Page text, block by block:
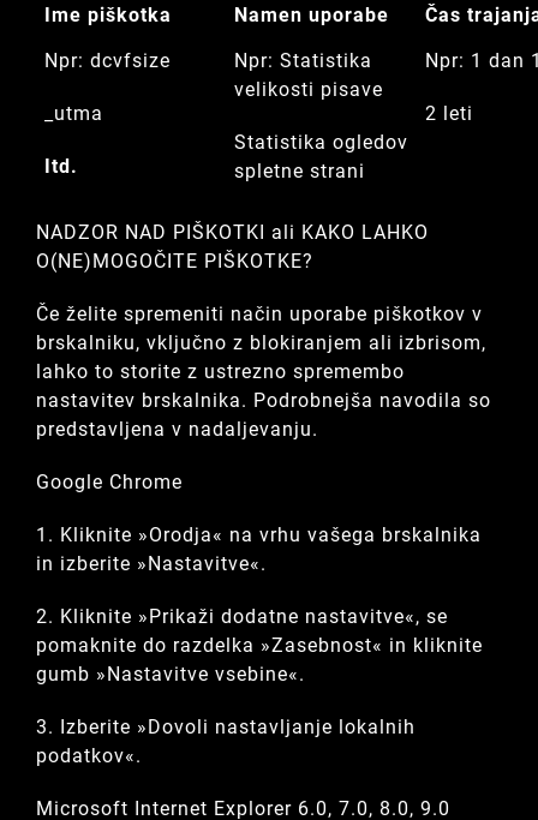
Ime piškotka Namen uporabe
Čas
Npr: dcvfsize
_utma
Itd.
Npr: Statistika
velikosti pisave
Statistika ogledov
spletne strani
Npr: 1 dan
2 leti
NADZOR NAD PIŠKOTKI ali KAKO LAHKO
O(NE)MOGOČITE PIŠKOTKE?
Če želite spremeniti način uporabe piškotkov v
brskalniku, vključno z blokiranjem ali izbrisom,
lahko to storite z ustrezno spremembo
nastavitev brskalnika. Podrobnejša navodila so
predstavljena v nadaljevanju.
Google Chrome
1. Kliknite »Orodja« na vrhu vašega brskalnika
in izberite »Nastavitve«.
2. Kliknite »Prikaži dodatne nastavitve«, se
pomaknite do razdelka »Zasebnost« in kliknite
gumb »Nastavitve vsebine«.
3. Izberite »Dovoli nastavljanje lokalnih
podatkov«.
Microsoft Internet Explorer 6.0, 7.0, 8.0, 9.0